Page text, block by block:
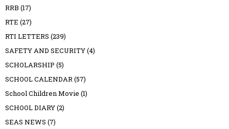
RRB (17)
RTE (27)
RTI LETTERS (239)
SAFETY AND SECURITY(4)
SCHOLARSHIP (5)
SCHOOL CALENDAR(57)
School Children Movie (1)
SCHOOL DIARY(2)
SEAS NEWS (7)